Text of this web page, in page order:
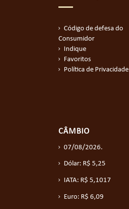
Código de defesa do
Consumidor
Indique
Favoritos
Política de Privacidade
CÂMBIO
07/08/2026.
Dólar: R$ 5,25
IATA: R$ 5,1017
Euro: R$ 6,09